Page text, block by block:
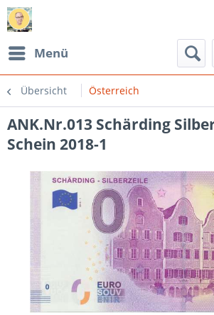
Menü
Übersicht Österreich
ANK.Nr.013 Schärding
Schein 2018-1